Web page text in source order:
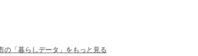
の「暮らしデータ」をもっと見る